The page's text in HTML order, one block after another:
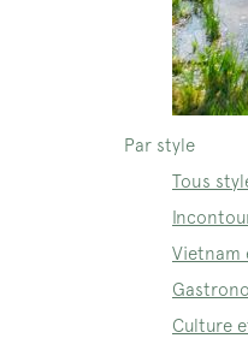
Par style
Tous
Vietnam
Culture